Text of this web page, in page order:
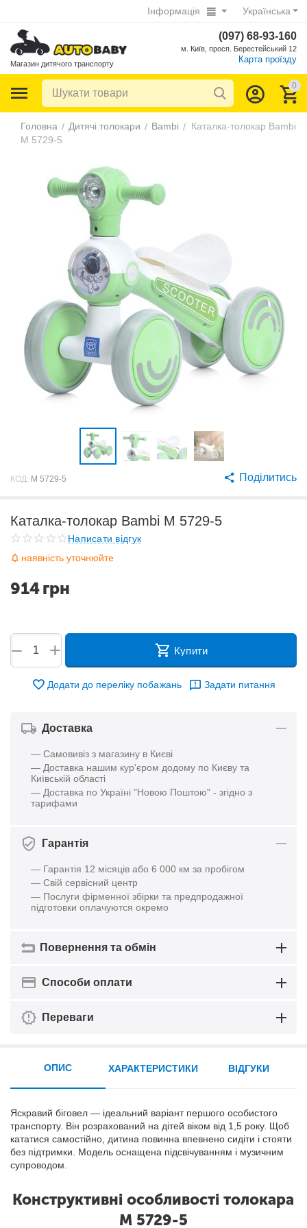
Українська
Інформація
Магазин дитячого транспорту
(097) 68-93-160
м. Київ, просп. Берестейський 12
Карта проїзду
0
Головна / Дитячі толокари / Bambi / Каталка-толокар Bambi
M 5729-5
КОД: M 5729-5 Поділитись
Каталка-толокар Bambi M 5729-5
Написати відгук
наявність уточнюйте
914грн
+
− Купити
Додати до переліку побажань Задати питання
Доставка
— Самовивіз з магазину в Києві
— Доставка нашим кур'єром додому по Києву та
Київській області
— Доставка по Україні "Новою Поштою" - згідно з
тарифами
Гарантія
— Гарантія 12 місяців або 6 000 км за пробігом
— Свій сервісний центр
— Послуги фірменної збірки та предпродажної
підготовки оплачуются окремо
Повернення та обмін
Способи оплати
Переваги
ОПИС
Яскравий біговел — ідеальний варіант першого особистого
транспорту. Він розрахований на дітей віком від 1,5 року. Щоб
кататися самостійно, дитина повинна впевнено сидіти і стояти
без підтримки. Модель оснащена підсвічуванням і музичним
супроводом.
Конструктивні особливості толокара
M 5729-5
ХАРАКТЕРИСТИКИ ВІДГУКИ